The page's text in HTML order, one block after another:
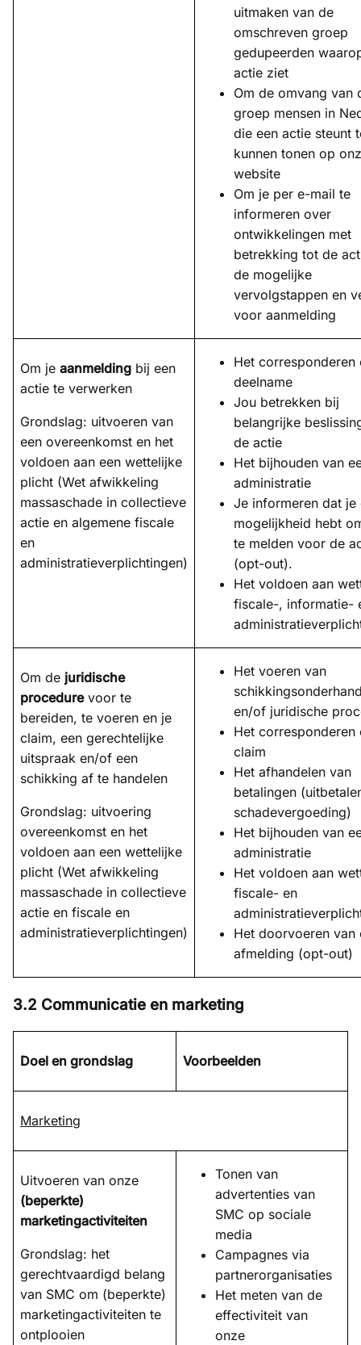
uitmaken van de
omschreven groep
gedupeerden
actie ziet
Om de omvang van
groep mensen in
die een actie steunt
kunnen tonen op
website
Om je per e-mail te
informeren over
ontwikkelingen met
betrekking tot de
de mogelijke
vervolgstappen en
voor aanmelding
Om je aanmelding bij een
actie te verwerken
Grondslag: uitvoeren van
een overeenkomst en het
voldoen aan een wettelijke
plicht (Wet afwikkeling
massaschade in collectieve
actie en algemene fiscale
en
administratieverplichtingen)
Het corresponderen
deelname
Jou betrekken bij
belangrijke
de actie
Het bijhouden van
administratie
Je informeren dat je
mogelijkheid hebt
te melden voor de
(opt-out).
Het voldoen aan
fiscale-, informatie-
Om de juridische
procedurevoor te
bereiden, te voeren en je
claim, een gerechtelijke
uitspraak en/of een
schikking af te handelen
Grondslag: uitvoering
overeenkomst en het
voldoen aan een wettelijke
plicht (Wet afwikkeling
massaschade in collectieve
actie en fiscale en
administratieverplichtingen)
Het voeren van
en/of juridische
Het corresponderen
claim
Het afhandelen van
betalingen
schadevergoeding)
Het bijhouden van
administratie
Het voldoen aan
fiscale- en
Het doorvoeren van
afmelding (opt-out)
3.2 Communicatie en marketing
Doel en grondslag Voorbeelden
Marketing
Uitvoeren van onze
(beperkte)
marketingactiviteiten
Grondslag: het
gerechtvaardigd belang
van SMC om (beperkte)
marketingactiviteiten te
ontplooien
Tonen van
advertenties van
SMC op sociale
media
Campagnes via
partnerorganisaties
Het meten van de
effectiviteit van
onze